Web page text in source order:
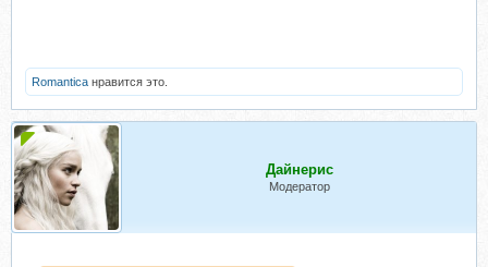
Romantica нравится это.
Дайнерис
Модератор